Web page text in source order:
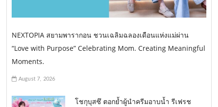
NEXTOPIA สยามพารากอน ชวนเฉลิมฉลองเดือนแห่งแม่ผ่าน
“Love with Purpose” Celebrating Mom. Creating Meaningful
Moments.
August 7, 2026
โชกุบุสซึ ตอกย้ำผู้นำครีมอาบน้ำ รีเฟรช